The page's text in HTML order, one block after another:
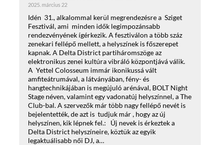
2025. március 22
Idén 31., alkalommal kerül megrendezésre a Sziget
Fesztivál, ami minden idők legimpozánsabb
rendezvényének ígérkezik. A fesztiválon a több száz
zenekari fellépő mellett, a helyszínek is főszerepet
kapnak. A Delta District partiháromszöge az
elektronikus zenei kultúra vibráló központjává válik.
A Yettel Colosseum immár ikonikussá vált
amfiteátrumával, a látványában, fény- és
hangtechnikájában is megújuló arénával, BOLT Night
Stage néven, valamint egy vadonatúj helyszínnel, a The
Club-bal. A szervezők már több nagy fellépő nevét is
bejelentették, de azt is tudjuk már , hogy az új
helyszínen, kik lépnek fel.: Új nevek is érkeztek a
Delta District helyszíneire, köztük az egyik
legaktuálisabb női DJ, a…